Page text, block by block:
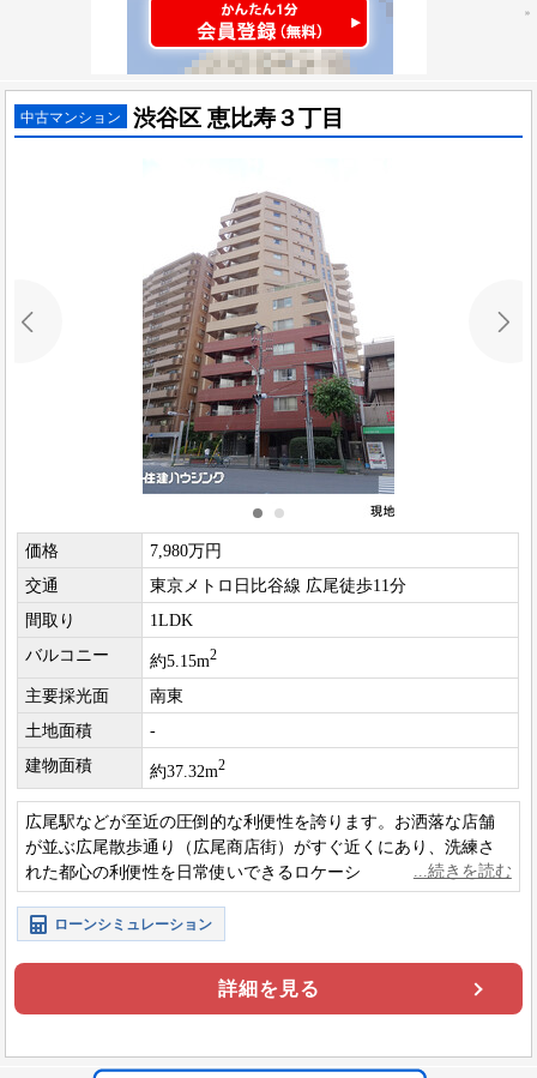
中古マンション 渋谷区 恵比寿３丁目
価格
7,980万円
交通
東京メトロ日比谷線 広尾徒歩11分
間取り
1LDK
バルコニー
約5.15m2
主要採光面
南東
土地面積
-
建物面積
約37.32m2
広尾駅などが至近の圧倒的な利便性を誇ります。お洒落な店舗
が並ぶ広尾散歩通り（広尾商店街）がすぐ近くにあり、洗練さ
れた都心の利便性を日常使いできるロケーションです。
ローンシミュレーション
詳細を見る